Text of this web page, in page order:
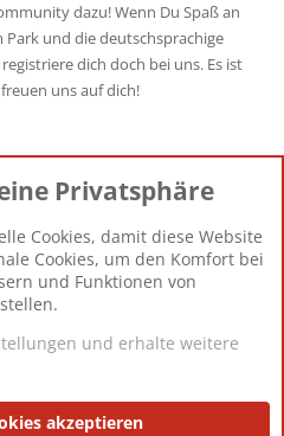
dazu! Wenn Du Spaß an
und die deutschsprachige
dich doch bei uns. Es ist
uns auf dich!
12.427
Berlin
Impressum
Privatsphäre
Cookies, damit diese Website
Cookies, um den Komfort bei
und Funktionen von
und erhalte weitere
akzeptieren